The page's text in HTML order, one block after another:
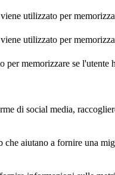
utilizzato per
utilizzato per
memorizzare se l'utente
di social media,
aiutano a fornire una